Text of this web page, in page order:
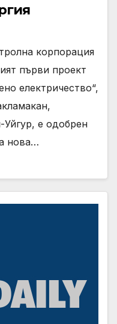
корпорация
първи проект
електричество“,
е одобрен
нова…